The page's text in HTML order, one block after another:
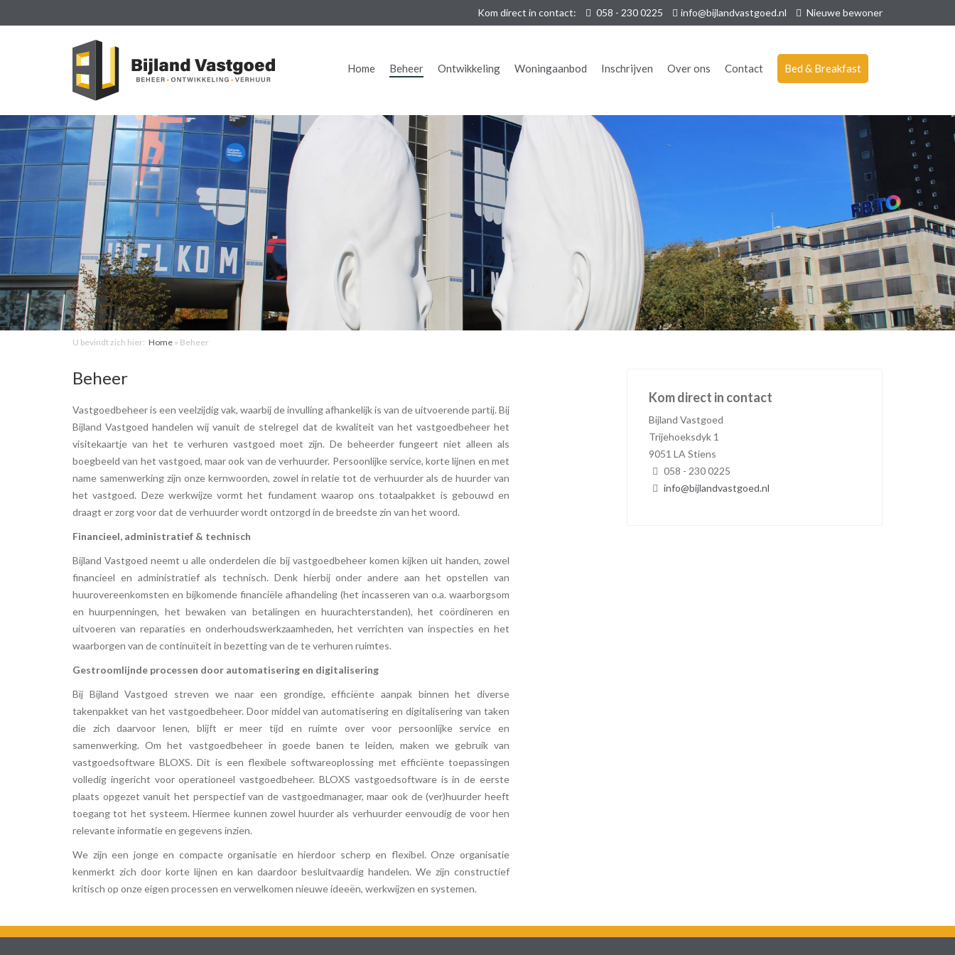
Kom direct in contact: 058 - 230 0225 info@bijlandvastgoed.nl Nieuwe bewoner
Home Beheer Ontwikkeling Woningaanbod Inschrijven Over ons Contact Bed & Breakfast
U bevindt zich hier: Home » Beheer
Beheer
Vastgoedbeheer is een veelzijdig vak, waarbij de invulling afhankelijk is van de uitvoerende partij. Bij
Bijland Vastgoed handelen wij vanuit de stelregel dat de kwaliteit van het vastgoedbeheer het
visitekaartje van het te verhuren vastgoed moet zijn. De beheerder fungeert niet alleen als
boegbeeld van het vastgoed, maar ook van de verhuurder. Persoonlijke service, korte lijnen en met
name samenwerking zijn onze kernwoorden, zowel in relatie tot de verhuurder als de huurder van
het vastgoed. Deze werkwijze vormt het fundament waarop ons totaalpakket is gebouwd en
draagt er zorg voor dat de verhuurder wordt ontzorgd in de breedste zin van het woord.
Financieel, administratief & technisch
Bijland Vastgoed neemt u alle onderdelen die bij vastgoedbeheer komen kijken uit handen, zowel
financieel en administratief als technisch. Denk hierbij onder andere aan het opstellen van
huurovereenkomsten en bijkomende financiële afhandeling (het incasseren van o.a. waarborgsom
en huurpenningen, het bewaken van betalingen en huurachterstanden), het coördineren en
uitvoeren van reparaties en onderhoudswerkzaamheden, het verrichten van inspecties en het
waarborgen van de continuïteit in bezetting van de te verhuren ruimtes.
Gestroomlijnde processen door automatisering en digitalisering
Bij Bijland Vastgoed streven we naar een grondige, efficiënte aanpak binnen het diverse
takenpakket van het vastgoedbeheer. Door middel van automatisering en digitalisering van taken
die zich daarvoor lenen, blijft er meer tijd en ruimte over voor persoonlijke service en
samenwerking. Om het vastgoedbeheer in goede banen te leiden, maken we gebruik van
vastgoedsoftware BLOXS. Dit is een flexibele softwareoplossing met efficiënte toepassingen
volledig ingericht voor operationeel vastgoedbeheer. BLOXS vastgoedsoftware is in de eerste
plaats opgezet vanuit het perspectief van de vastgoedmanager, maar ook de (ver)huurder heeft
toegang tot het systeem. Hiermee kunnen zowel huurder als verhuurder eenvoudig de voor hen
relevante informatie en gegevens inzien.
We zijn een jonge en compacte organisatie en hierdoor scherp en flexibel. Onze organisatie
kenmerkt zich door korte lijnen en kan daardoor besluitvaardig handelen. We zijn constructief
kritisch op onze eigen processen en verwelkomen nieuwe ideeën, werkwijzen en systemen.
Kom direct in contact
Bijland Vastgoed
Trijehoeksdyk 1
9051 LA Stiens
058 - 230 0225
info@bijlandvastgoed.nl